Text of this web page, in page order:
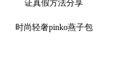
时尚轻奢pinko燕子包